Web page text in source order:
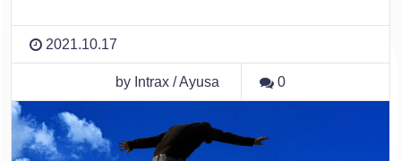
2021.10.17
by Intrax / Ayusa 0